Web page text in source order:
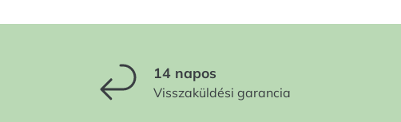
14 napos
Visszaküldési garancia